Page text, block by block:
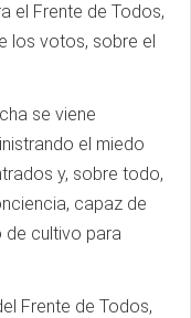
el Frente de Todos,
los votos, sobre el
se viene
el miedo
y, sobre todo,
capaz de
de cultivo para
Frente de Todos,